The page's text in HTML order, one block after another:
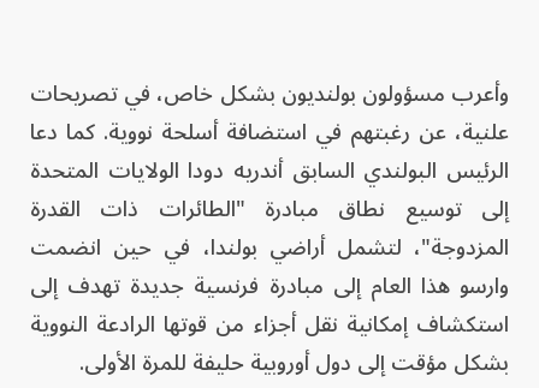
وأعرب مسؤولون بولنديون بشكل خاص، في تصريحات
علنية، عن رغبتهم في استضافة أسلحة نووية. كما دعا
الرئيس البولندي السابق أندريه دودا الولايات المتحدة
إلى توسيع نطاق مبادرة "الطائرات ذات القدرة
المزدوجة"، لتشمل أراضي بولندا، في حين انضمت
وارسو هذا العام إلى مبادرة فرنسية جديدة تهدف إلى
استكشاف إمكانية نقل أجزاء من قوتها الرادعة النووية
بشكل مؤقت إلى دول أوروبية حليفة للمرة الأولى.